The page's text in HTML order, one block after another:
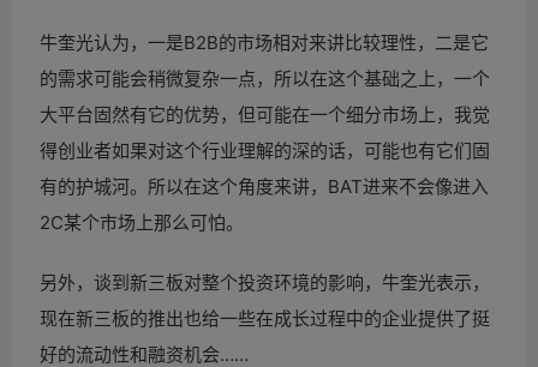
牛奎光认为，一是B2B的市场相对来讲比较理性，二是它
的需求可能会稍微复杂一点，所以在这个基础之上，一个
大平台固然有它的优势，但可能在一个细分市场上，我觉
得创业者如果对这个行业理解的深的话，可能也有它们固
有的护城河。所以在这个角度来讲，BAT进来不会像进入
2C某个市场上那么可怕。
另外，谈到新三板对整个投资环境的影响，牛奎光表示，
现在新三板的推出也给一些在成长过程中的企业提供了挺
好的流动性和融资机会……